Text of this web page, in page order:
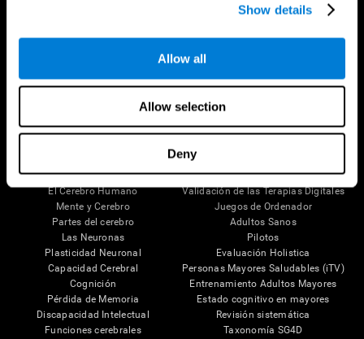
Show details
Allow all
Allow selection
Deny
Síguenos en
El Cerebro Humano
Mente y Cerebro
Partes del cerebro
Las Neuronas
Plasticidad Neuronal
Capacidad Cerebral
Cognición
Pérdida de Memoria
Discapacidad Intelectual
Funciones cerebrales
Validación de las Terapias Digitales
Juegos de Ordenador
Adultos Sanos
Pilotos
Evaluación Holistica
Personas Mayores Saludables (iTV)
Entrenamiento Adultos Mayores
Estado cognitivo en mayores
Revisión sistemática
Taxonomía SG4D